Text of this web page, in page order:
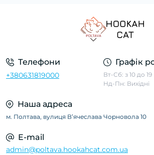
Телефони
+380631819000
Графік
Вт-Сб: з 10 до 19
Нд-Пн: Вихідні
Наша адреса
м. Полтава, вулиця Вʼячеслава Чорновола 10
E-mail
admin@poltava.hookahcat.com.ua